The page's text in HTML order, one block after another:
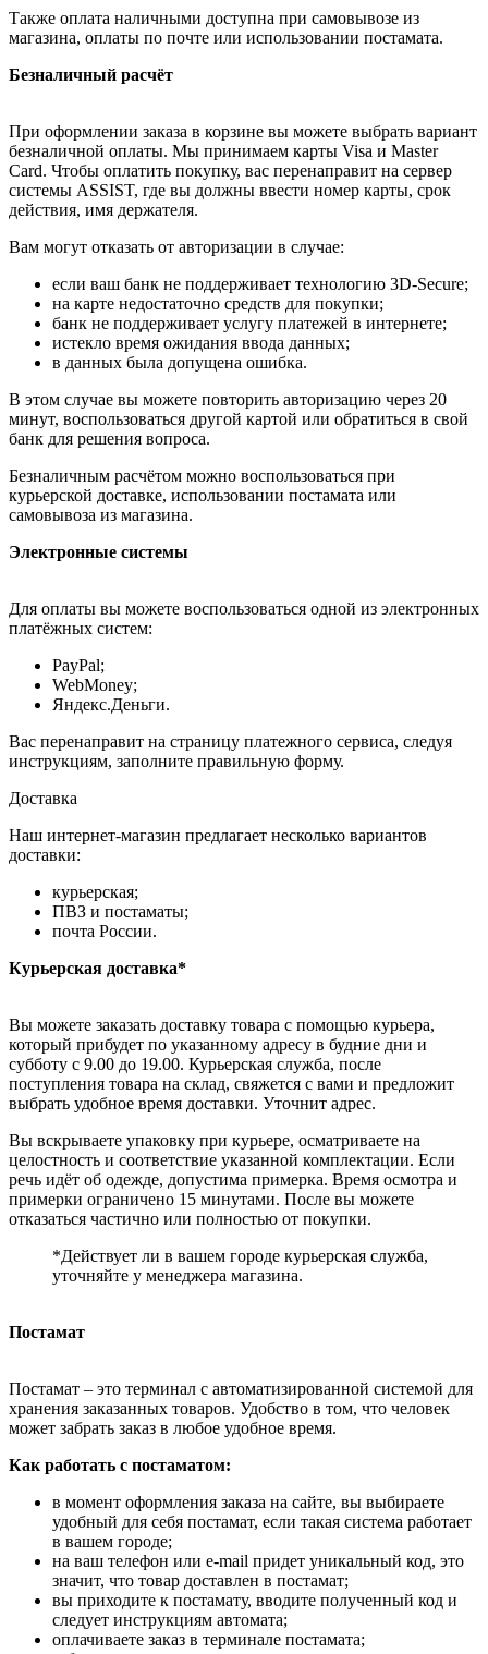
Также оплата наличными доступна при самовывозе из
магазина, оплаты по почте или использовании постамата.
Безналичный расчёт
При оформлении заказа в корзине вы можете выбрать вариант
безналичной оплаты. Мы принимаем карты Visa и Master
Card. Чтобы оплатить покупку, вас перенаправит на сервер
системы ASSIST, где вы должны ввести номер карты, срок
действия, имя держателя.
Вам могут отказать от авторизации в случае:
если ваш банк не поддерживает технологию 3D-Secure;
на карте недостаточно средств для покупки;
банк не поддерживает услугу платежей в интернете;
истекло время ожидания ввода данных;
в данных была допущена ошибка.
В этом случае вы можете повторить авторизацию через 20
минут, воспользоваться другой картой или обратиться в свой
банк для решения вопроса.
Безналичным расчётом можно воспользоваться при
курьерской доставке, использовании постамата или
самовывоза из магазина.
Электронные системы
Для оплаты вы можете воспользоваться одной из электронных
платёжных систем:
PayPal;
WebMoney;
Яндекс.Деньги.
Вас перенаправит на страницу платежного сервиса, следуя
инструкциям, заполните правильную форму.
Доставка
Наш интернет-магазин предлагает несколько вариантов
доставки:
курьерская;
ПВЗ и постаматы;
почта России.
Курьерская доставка*
Вы можете заказать доставку товара с помощью курьера,
который прибудет по указанному адресу в будние дни и
субботу с 9.00 до 19.00. Курьерская служба, после
поступления товара на склад, свяжется с вами и предложит
выбрать удобное время доставки. Уточнит адрес.
Вы вскрываете упаковку при курьере, осматриваете на
целостность и соответствие указанной комплектации. Если
речь идёт об одежде, допустима примерка. Время осмотра и
примерки ограничено 15 минутами. После вы можете
отказаться частично или полностью от покупки.
*Действует ли в вашем городе курьерская служба,
уточняйте у менеджера магазина.
Постамат
Постамат – это терминал с автоматизированной системой для
хранения заказанных товаров. Удобство в том, что человек
может забрать заказ в любое удобное время.
Как работать с постаматом:
в момент оформления заказа на сайте, вы выбираете
удобный для себя постамат, если такая система работает
в вашем городе;
на ваш телефон или e-mail придет уникальный код, это
значит, что товар доставлен в постамат;
вы приходите к постамату, вводите полученный код и
следует инструкциям автомата;
оплачиваете заказ в терминале постамата;